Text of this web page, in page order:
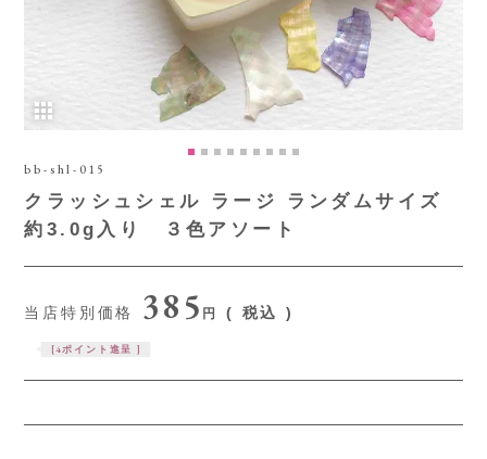
bb-shl-015
クラッシュシェル ラージ ランダムサイズ
約3.0g入り ３色アソート
当店特別価格 385 税込
[4ポイント進呈 ]